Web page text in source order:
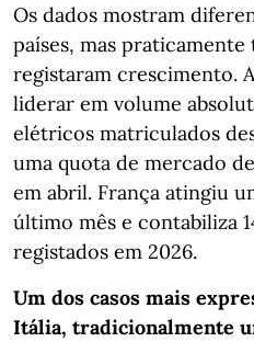
Os dados mostram
países, mas
registaram crescimento.
liderar em volume
elétricos matriculados
uma quota de mercado
em abril. França atingiu
último mês e contabiliza
registados em 2026.
Um dos casos mais
Itália, tradicionalmente